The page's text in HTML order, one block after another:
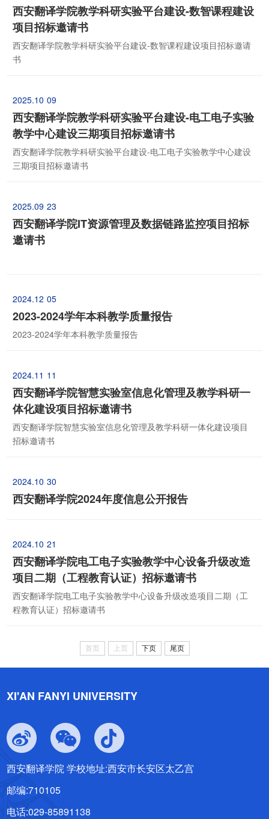
西安翻译学院教学科研实验平台建设-数智课程建设
项目招标邀请书
西安翻译学院教学科研实验平台建设-数智课程建设项目招标邀请
书
09
2025.10
西安翻译学院教学科研实验平台建设-电工电子实验
教学中心建设三期项目招标邀请书
西安翻译学院教学科研实验平台建设-电工电子实验教学中心建设
三期项目招标邀请书
23
2025.09
西安翻译学院IT资源管理及数据链路监控项目招标
邀请书
05
2024.12
2023-2024学年本科教学质量报告
2023-2024学年本科教学质量报告
11
2024.11
西安翻译学院智慧实验室信息化管理及教学科研一
体化建设项目招标邀请书
西安翻译学院智慧实验室信息化管理及教学科研一体化建设项目
招标邀请书
30
2024.10
西安翻译学院2024年度信息公开报告
21
2024.10
西安翻译学院电工电子实验教学中心设备升级改造
项目二期（工程教育认证）招标邀请书
西安翻译学院电工电子实验教学中心设备升级改造项目二期（工
程教育认证）招标邀请书
首页 上页 下页 尾页
XI'AN FANYI UNIVERSITY
西安翻译学院 学校地址:西安市长安区太乙宫
邮编:710105
电话:029-85891138